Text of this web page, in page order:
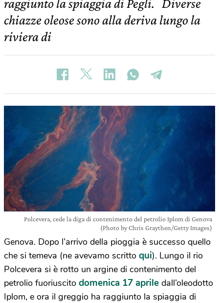
raggiunto la spiaggia di Pegli. Diverse
chiazze oleose sono alla deriva lungo la
riviera di
Polcevera, cede la diga di contenimento del petrolio Iplom di Genova
(Photo by Chris Graythen/Getty Images)
Genova. Dopo l’arrivo della pioggia è successo quello
che si temeva (ne avevamo scritto qui). Lungo il rio
Polcevera si è rotto un argine di contenimento del
petrolio fuoriuscito domenica 17 aprile dall’oleodotto
Iplom, e ora il greggio ha raggiunto la spiaggia di